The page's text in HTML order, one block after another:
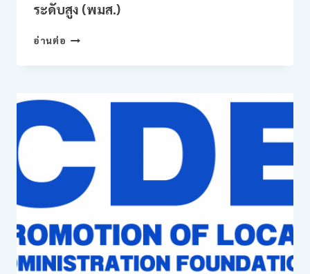
ระดับสูง (พมส.)
อ่านต่อ หลักสูตร
นัก
ระดับ
(พมส.)